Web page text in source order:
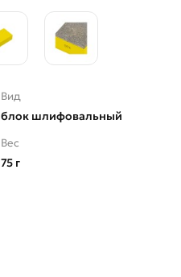
Вид
блок шлифовальный
Вес
75 г